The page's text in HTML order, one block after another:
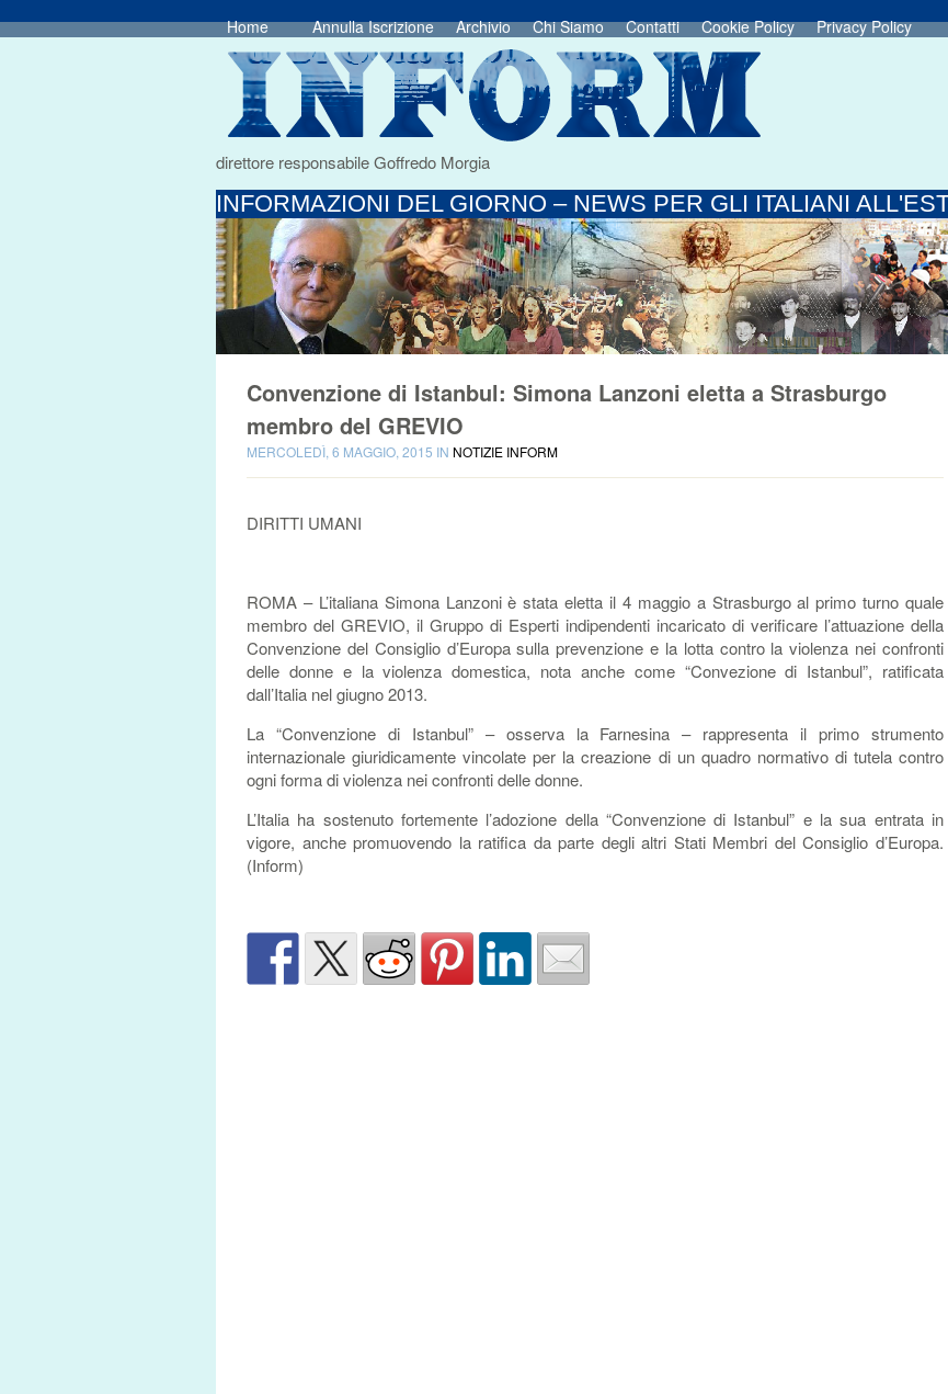
Home Annulla Iscrizione Archivio Chi Siamo Contatti Cookie Policy Privacy Policy
direttore responsabile Goffredo Morgia
INFORMAZIONI DEL GIORNO – NEWS PER GLI ITALIANI
Convenzione di Istanbul: Simona Lanzoni eletta a Strasburgo
membro del GREVIO
MERCOLEDÌ, 6 MAGGIO, 2015 IN NOTIZIE INFORM
DIRITTI UMANI
ROMA – L’italiana Simona Lanzoni è stata eletta il 4 maggio a Strasburgo al primo turno quale
membro del GREVIO, il Gruppo di Esperti indipendenti incaricato di verificare l’attuazione della
Convenzione del Consiglio d’Europa sulla prevenzione e la lotta contro la violenza nei confronti
delle donne e la violenza domestica, nota anche come “Convezione di Istanbul”, ratificata
dall’Italia nel giugno 2013.
La “Convenzione di Istanbul” – osserva la Farnesina – rappresenta il primo strumento
internazionale giuridicamente vincolate per la creazione di un quadro normativo di tutela contro
ogni forma di violenza nei confronti delle donne.
L’Italia ha sostenuto fortemente l’adozione della “Convenzione di Istanbul” e la sua entrata in
vigore, anche promuovendo la ratifica da parte degli altri Stati Membri del Consiglio d’Europa.
(Inform)